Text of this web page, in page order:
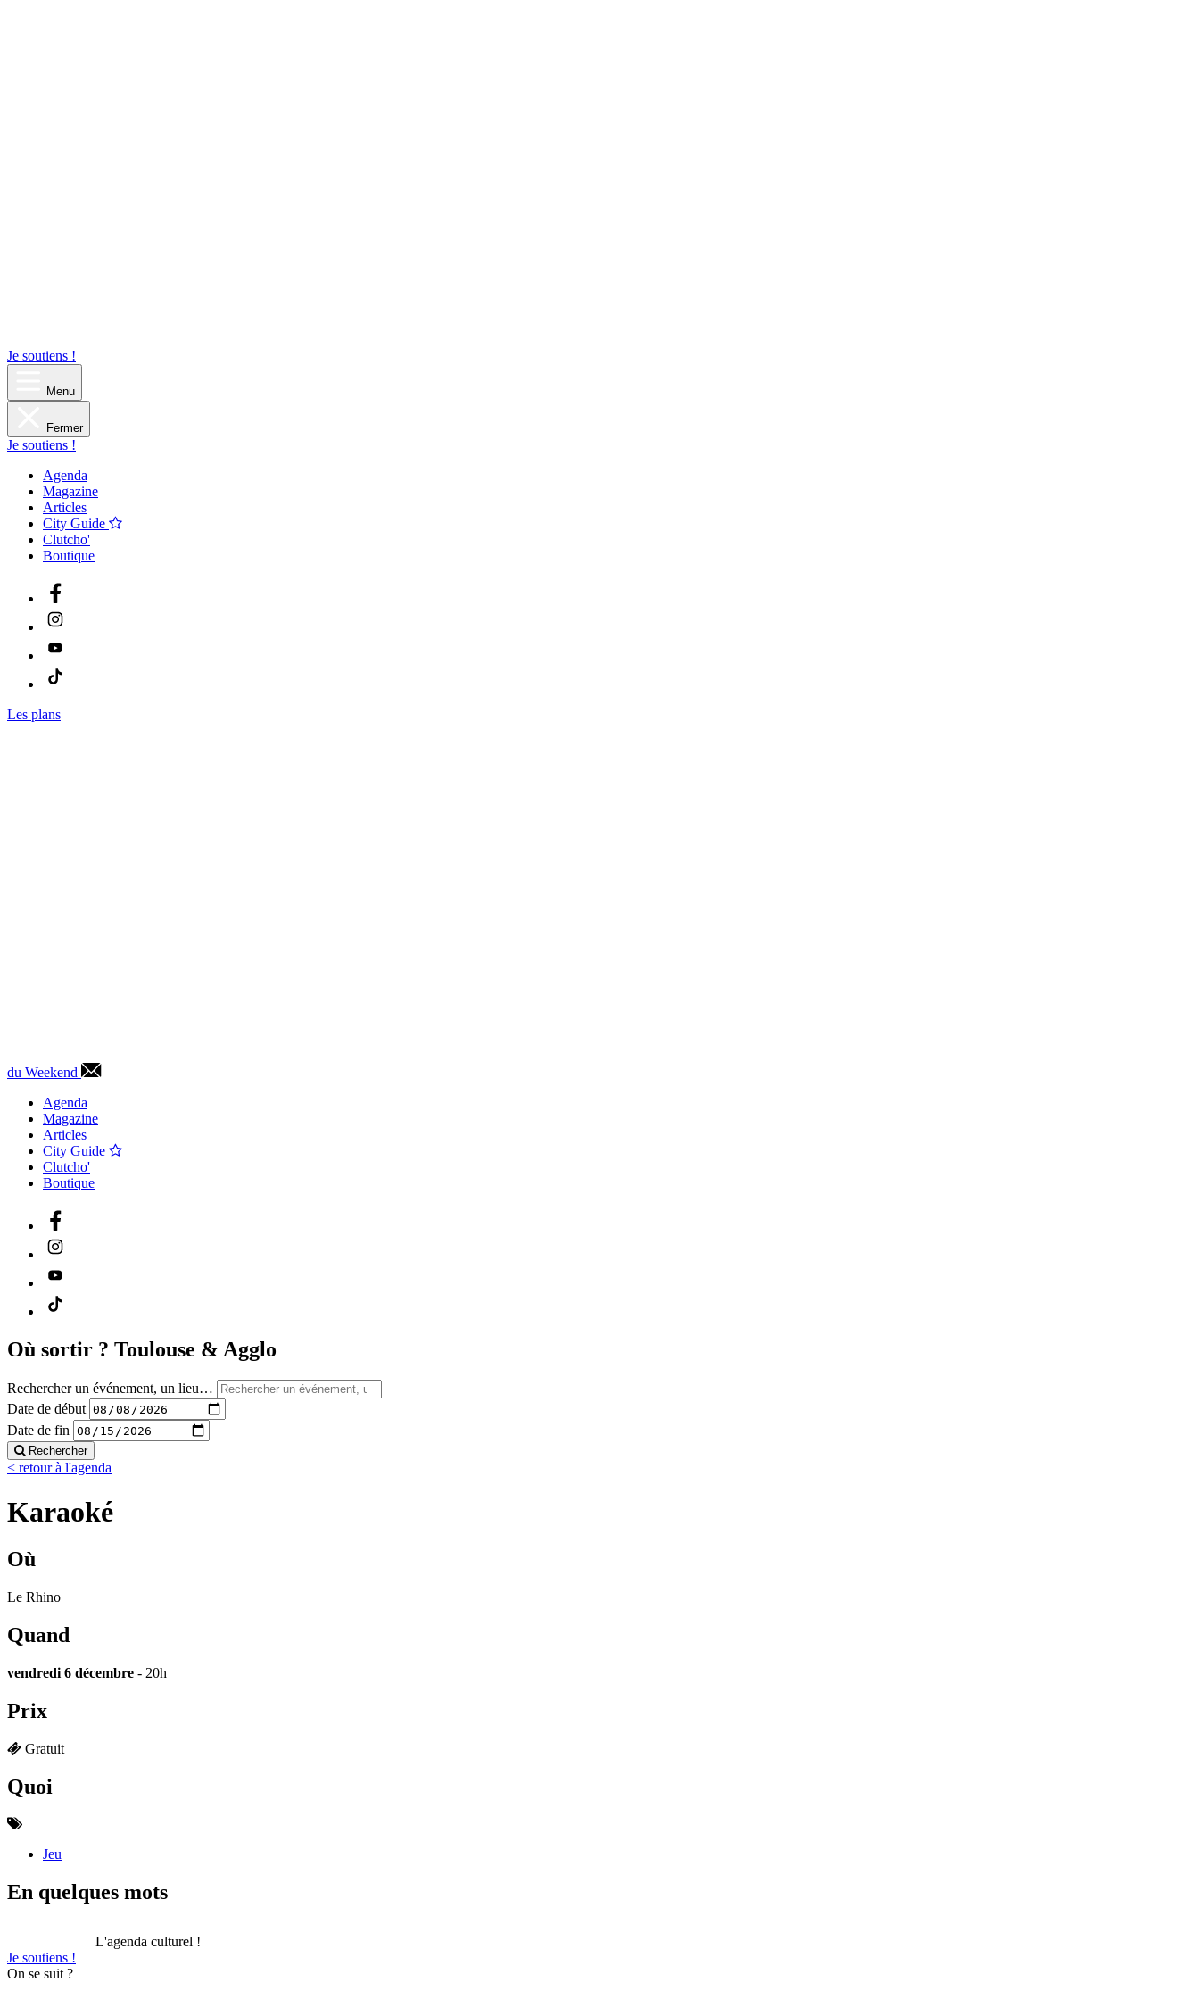
Je soutiens !
Menu
Fermer
Je soutiens !
Agenda
Magazine
Articles
City Guide
Clutcho'
Boutique
Les plans
du Weekend
Agenda
Magazine
Articles
City Guide
Clutcho'
Boutique
Où sortir ? Toulouse & Agglo
Rechercher un événement, un lieu…
Date de début
Date de fin
Rechercher
< retour à l'agenda
Karaoké
Où
Le Rhino
Quand
vendredi 6 décembre - 20h
Prix
Gratuit
Quoi
Jeu
En quelques mots
L'agenda culturel !
Je soutiens !
On se suit ?